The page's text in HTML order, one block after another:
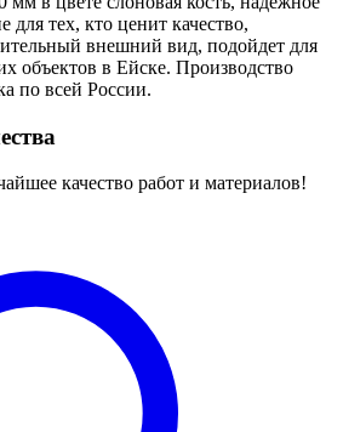
тех, кто ценит качество,
внешний вид, подойдет для
объектов в Ейске. Производство
по всей России.
качество работ и материалов!